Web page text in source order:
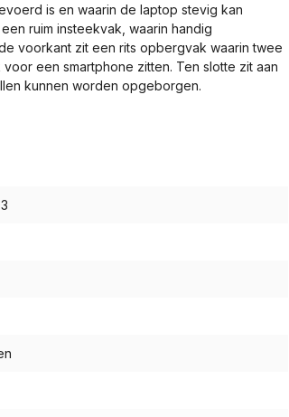
is en waarin de laptop stevig kan
ruim insteekvak, waarin handig
voorkant zit een rits opbergvak waarin twee
een smartphone zitten. Ten slotte zit aan
kunnen worden opgeborgen.